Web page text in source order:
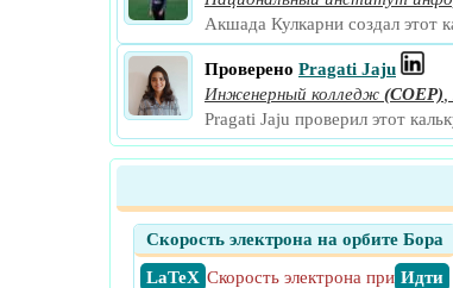
Акшада Кулкарни создал этот
Проверено Pragati Jaju
Инженерный колледж (COEP)
Pragati Jaju проверил этот
Скорость электрона на орбите Бора
​ LaTeX
​ Идти
Скорость электрона при